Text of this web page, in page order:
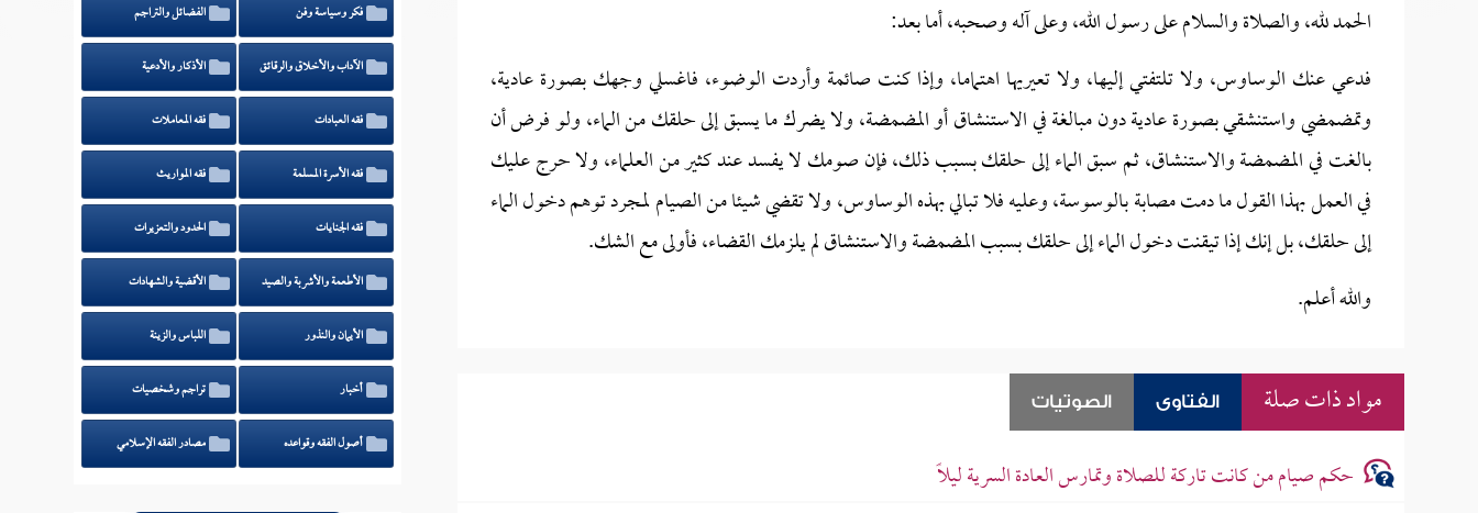
الحمد لله، والصلاة والسلام على رسول الله، وعلى آله وصحبه، أما بعد:
فدعي عنك الوساوس، ولا تلتفتي إليها، ولا تعيريها اهتماما، وإذا كنت صائمة وأردت الوضوء، فاغسلي وجهك بصورة عادية،
وتمضمضي واستنشقي بصورة عادية دون مبالغة في الاستنشاق أو المضمضة، ولا يضرك ما يسبق إلى حلقك من الماء، ولو فرض أن
بالغت في المضمضة والاستنشاق، ثم سبق الماء إلى حلقك بسبب ذلك، فإن صومك لا يفسد عند كثير من العلماء، ولا حرج عليك
في العمل بهذا القول ما دمت مصابة بالوسوسة، وعليه فلا تبالي بهذه الوساوس، ولا تقضي شيئا من الصيام لمجرد توهم دخول الماء
إلى حلقك، بل إنك إذا تيقنت دخول الماء إلى حلقك بسبب المضمضة والاستنشاق لم يلزمك القضاء، فأولى مع الشك.
والله أعلم.
مواد ذات صلة الفتاوى الصوتيات
حكم صيام من كانت تاركة للصلاة وتمارس العادة السرية ليلًا
فكر وسياسة وفن الفضائل والتراجم
الآداب والأخلاق والرقائق الأذكار والأدعية
فقه العبادات فقه المعاملات
فقه الأسرة المسلمة فقه المواريث
فقه الجنايات الحدود والتعزيرات
الأطعمة والأشربة والصيد الأقضية والشهادات
الأيمان والنذور اللباس والزينة
أخبار تراجم وشخصيات
أصول الفقه وقواعده مصادر الفقه الإسلامي